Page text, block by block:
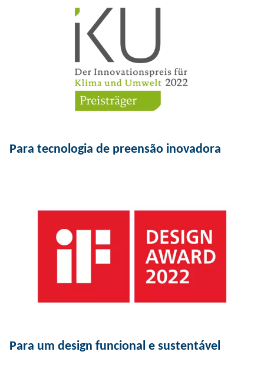
Para tecnologia de preensão inovadora
Para um design funcional e sustentável